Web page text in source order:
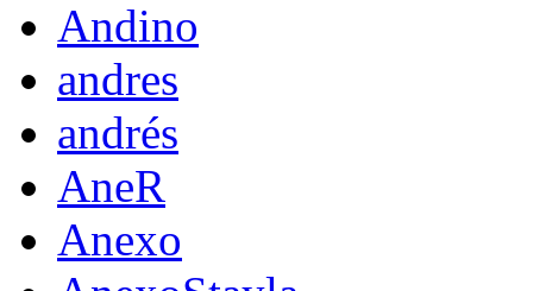
Andino
andres
andrés
AneR
Anexo